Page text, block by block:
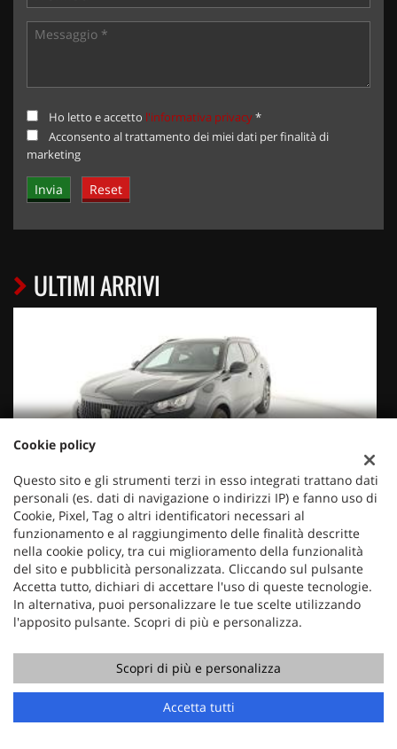
Ho letto e accetto l'informativa privacy*
Acconsento al trattamento dei miei dati per finalità di
marketing
ULTIMI ARRIVI
€ 17.350
PEUGEOT
2008 PureTech 100 S&S Allure
Cookie policy
Questo sito e gli strumenti terzi in esso integrati trattano dati
personali (es. dati di navigazione o indirizzi IP) e fanno uso di
Cookie, Pixel, Tag o altri identificatori necessari al
funzionamento e al raggiungimento delle finalità descritte
nella cookie policy, tra cui miglioramento della funzionalità
del sito e pubblicità personalizzata. Cliccando sul pulsante
Accetta tutto, dichiari di accettare l'uso di queste tecnologie.
In alternativa, puoi personalizzare le tue scelte utilizzando
l'apposito pulsante. Scopri di più e personalizza.
Scopri di più e personalizza
Accetta tutti